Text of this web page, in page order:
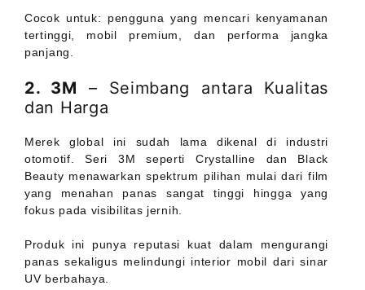
Cocok untuk: pengguna yang mencari kenyamanan
tertinggi, mobil premium, dan performa jangka
panjang.
2. 3M – Seimbang antara Kualitas
dan Harga
Merek global ini sudah lama dikenal di industri
otomotif. Seri 3M seperti Crystalline dan Black
Beauty menawarkan spektrum pilihan mulai dari film
yang menahan panas sangat tinggi hingga yang
fokus pada visibilitas jernih.
Produk ini punya reputasi kuat dalam mengurangi
panas sekaligus melindungi interior mobil dari sinar
UV berbahaya.